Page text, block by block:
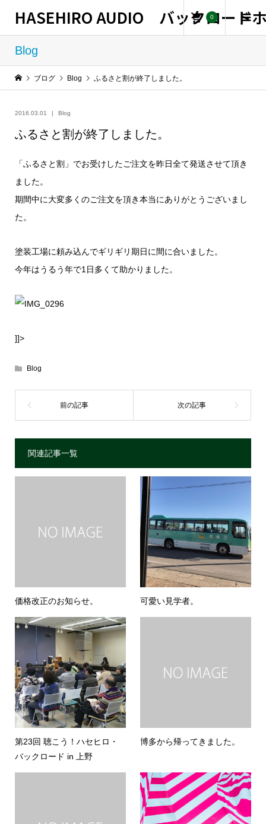
HASEHIRO AUDIO バックロード
0
Blog
ブログ Blog ふるさと割が終了しました。
2016.03.01 Blog
ふるさと割が終了しました。
「ふるさと割」でお受けしたご注文を昨日全て発送させて頂き
ました。
期間中に大変多くのご注文を頂き本当にありがとうございまし
た。
塗装工場に頼み込んでギリギリ期日に間に合いました。
今年はうるう年で1日多くて助かりました。
]]>
Blog
関連記事一覧
価格改正のお知らせ。 可愛い見学者。
第23回 聴こう！ハセヒロ・
バックロード in 上野
博多から帰ってきました。